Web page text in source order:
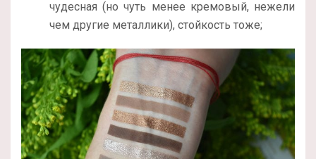
чудесная (но чуть менее кремовый, нежели
чем другие металлики), стойкость тоже;